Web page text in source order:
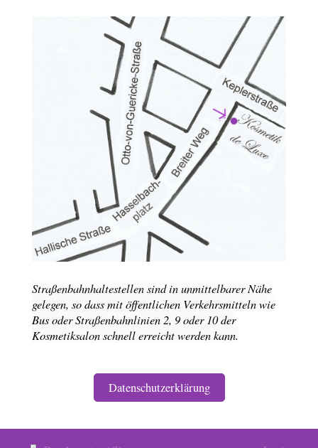
Straßenbahnhaltestellen sind in unmittelbarer Nähe
gelegen, so dass mit öffentlichen Verkehrsmitteln wie
Bus oder Straßenbahnlinien 2, 9 oder 10 der
Kosmetiksalon schnell erreicht werden kann.
Datenschutzerklärung